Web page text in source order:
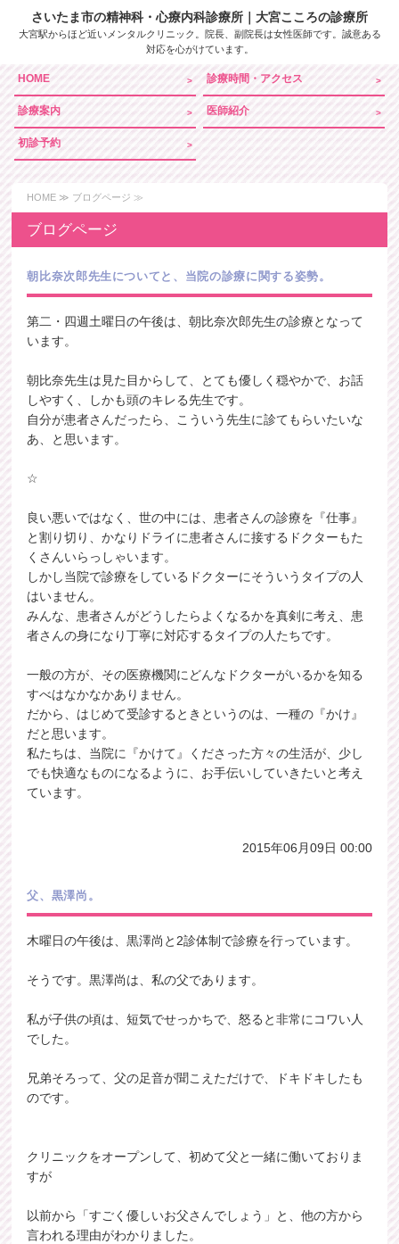
さいたま市の精神科・心療内科診療所｜ 大宮こころの診療所
大宮駅からほど近いメンタルクリニック。院長、副院長は女性医師です。誠意ある
対応を心がけています。
HOME 診療時間・アクセス
診療案内 医師紹介
初診予約
HOME ≫ ブログページ ≫
ブログページ
朝比奈次郎先生についてと、当院の診療に関する姿勢。
第二・四週土曜日の午後は、朝比奈次郎先生の診療となって
います。
朝比奈先生は見た目からして、とても優しく穏やかで、お話
しやすく、しかも頭のキレる先生です。
自分が患者さんだったら、こういう先生に診てもらいたいな
あ、と思います。
☆
良い悪いではなく、世の中には、患者さんの診療を『仕事』
と割り切り、かなりドライに患者さんに接するドクターもた
くさんいらっしゃいます。
しかし当院で診療をしているドクターにそういうタイプの人
はいません。
みんな、患者さんがどうしたらよくなるかを真剣に考え、患
者さんの身になり丁寧に対応するタイプの人たちです。
一般の方が、その医療機関にどんなドクターがいるかを知る
すべはなかなかありません。
だから、はじめて受診するときというのは、一種の『かけ』
だと思います。
私たちは、当院に『かけて』くださった方々の生活が、少し
でも快適なものになるように、お手伝いしていきたいと考え
ています。
2015年06月09日 00:00
父、黒澤尚。
木曜日の午後は、黒澤尚と2診体制で診療を行っています。
そうです。黒澤尚は、私の父であります。
私が子供の頃は、短気でせっかちで、怒ると非常にコワい人
でした。
兄弟そろって、父の足音が聞こえただけで、ドキドキしたも
のです。
クリニックをオープンして、初めて父と一緒に働いておりま
すが
以前から「すごく優しいお父さんでしょう」と、他の方から
言われる理由がわかりました。